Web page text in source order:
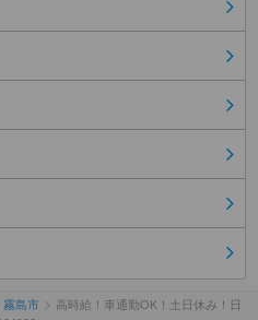
霧島市
高時給！車通勤OK！土日休み！日